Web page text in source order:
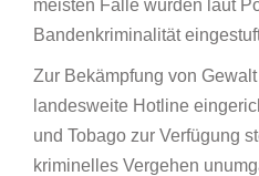
meisten Fälle wurden laut
Bandenkriminalität
Zur Bekämpfung von
landesweite Hotline
und Tobago zur Verfügung
kriminelles Vergehen